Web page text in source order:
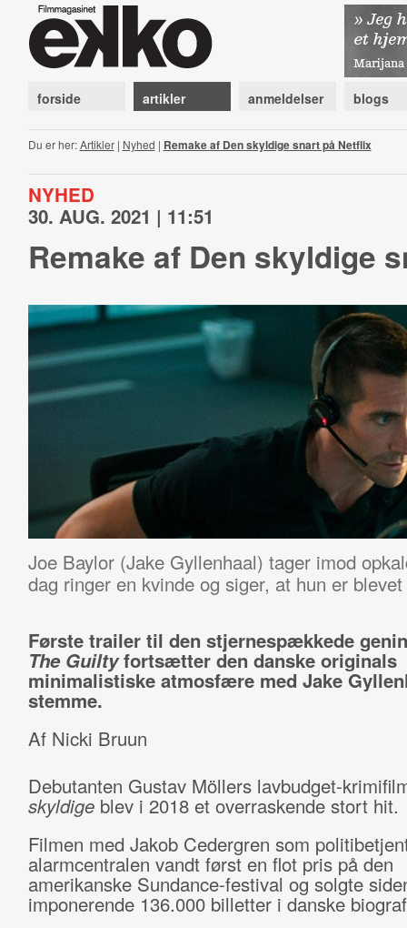
forside artikler anmeldelser blogs
Du er her:Artikler| Nyhed | Remake af Den skyldige snart på Netflix
NYHED
30. AUG. 2021 | 11:51
Remake af Den skyldige
Joe Baylor (Jake Gyllenhaal) tager imod
dag ringer en kvinde og siger, at hun er
Første trailer til den stjernespækkede
The Guiltyfortsætter den danske originals
minimalistiske atmosfære med Jake
stemme.
Af Nicki Bruun
Debutanten Gustav Möllers lavbudget-
skyldigeblev i 2018 et overraskende stort hit.
Filmen med Jakob Cedergren som
alarmcentralen vandt først en flot pris på den
amerikanske Sundance-festival og solgte
imponerende 136.000 billetter i danske